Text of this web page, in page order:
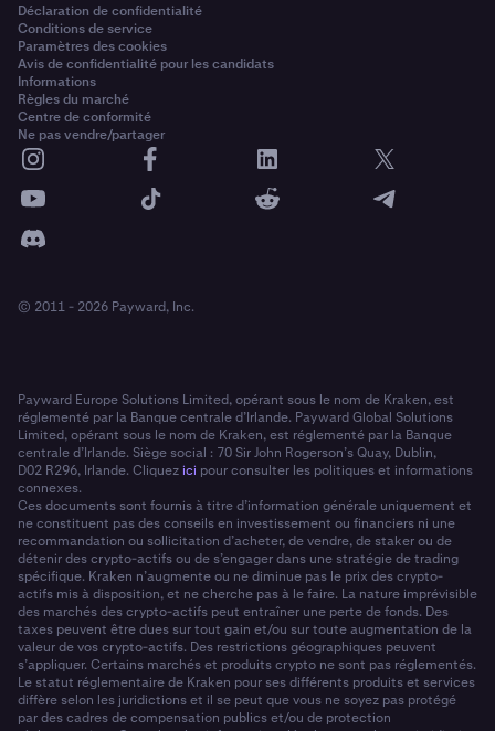
Déclaration de confidentialité
Conditions de service
Paramètres des cookies
Avis de confidentialité pour les candidats
Informations
Règles du marché
Centre de conformité
Ne pas vendre/partager
© 2011 - 2026 Payward, Inc.
Payward Europe Solutions Limited, opérant sous le nom de Kraken, est
réglementé par la Banque centrale d’Irlande. Payward Global Solutions
Limited, opérant sous le nom de Kraken, est réglementé par la Banque
centrale d’Irlande. Siège social : 70 Sir John Rogerson’s Quay, Dublin,
D02 R296, Irlande. Cliquezici pour consulter les politiques et informations
connexes.
Ces documents sont fournis à titre d’information générale uniquement et
ne constituent pas des conseils en investissement ou financiers ni une
recommandation ou sollicitation d’acheter, de vendre, de staker ou de
détenir des crypto-actifs ou de s’engager dans une stratégie de trading
spécifique. Kraken n’augmente ou ne diminue pas le prix des crypto-
actifs mis à disposition, et ne cherche pas à le faire. La nature imprévisible
des marchés des crypto-actifs peut entraîner une perte de fonds. Des
taxes peuvent être dues sur tout gain et/ou sur toute augmentation de la
valeur de vos crypto-actifs. Des restrictions géographiques peuvent
s’appliquer. Certains marchés et produits crypto ne sont pas réglementés.
Le statut réglementaire de Kraken pour ses différents produits et services
diffère selon les juridictions et il se peut que vous ne soyez pas protégé
par des cadres de compensation publics et/ou de protection